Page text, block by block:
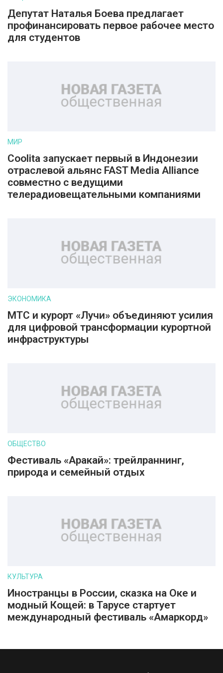
Депутат Наталья Боева предлагает
профинансировать первое рабочее место
для студентов
МИР
Coolita запускает первый в Индонезии
отраслевой альянс FAST Media Alliance
совместно с ведущими
телерадиовещательными компаниями
ЭКОНОМИКА
МТС и курорт «Лучи» объединяют усилия
для цифровой трансформации курортной
инфраструктуры
ОБЩЕСТВО
Фестиваль «Аракай»: трейлраннинг,
природа и семейный отдых
КУЛЬТУРА
Иностранцы в России, сказка на Оке и
модный Кощей: в Тарусе стартует
международный фестиваль «Амаркорд»